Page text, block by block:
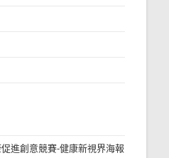
進創意競賽-健康新視界海報